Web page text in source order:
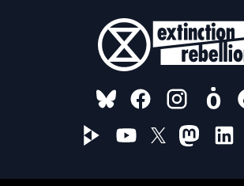
FOLLOW US ON